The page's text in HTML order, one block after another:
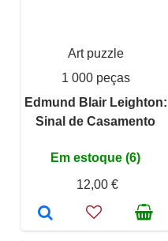
Art puzzle
1 000 peças
Edmund Blair Leighton:
Sinal de Casamento
Em estoque (6)
12,00 €